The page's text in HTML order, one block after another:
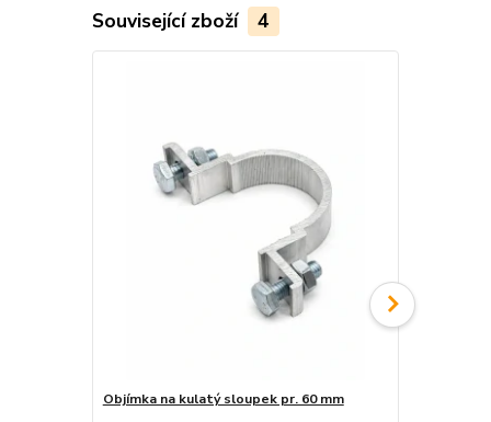
Související zboží 4
Objímka na kulatý sloupek pr. 60 mm